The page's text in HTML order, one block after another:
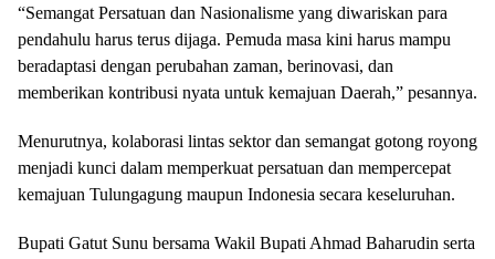
“Semangat Persatuan dan Nasionalisme yang diwariskan para
pendahulu harus terus dijaga. Pemuda masa kini harus mampu
beradaptasi dengan perubahan zaman, berinovasi, dan
memberikan kontribusi nyata untuk kemajuan Daerah,” pesannya.
Menurutnya, kolaborasi lintas sektor dan semangat gotong royong
menjadi kunci dalam memperkuat persatuan dan mempercepat
kemajuan Tulungagung maupun Indonesia secara keseluruhan.
Bupati Gatut Sunu bersama Wakil Bupati Ahmad Baharudin serta